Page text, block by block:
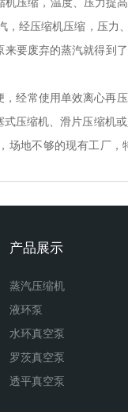
，经压缩机压缩，压
要废弃的蒸汽就得
经常使用单效离心再
压缩机、滑片压缩机
场地不够的现有工厂
产品展示
蒸汽压缩机
液环泵
水环真空泵
罗茨真空泵
透平真空泵